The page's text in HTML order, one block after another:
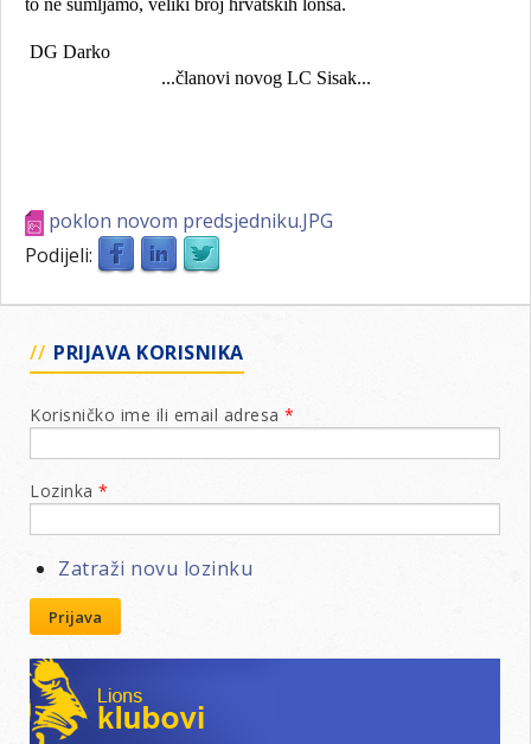
to ne sumljamo, veliki broj hrvatskih lonsa.
DG Darko
...članovi novog LC Sisak...
poklon novom predsjedniku.JPG
Podijeli:
PRIJAVA KORISNIKA
Korisničko ime ili email adresa *
Lozinka *
Zatraži novu lozinku
Prijava
Lions klubovi